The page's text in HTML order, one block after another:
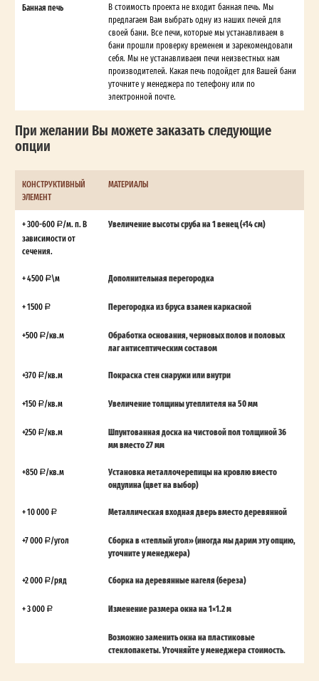
Банная печь
В стоимость проекта не входит банная печь. Мы
предлагаем Вам выбрать одну из наших печей для
своей бани. Все печи, которые мы устанавливаем в
бани прошли проверку временем и зарекомендовали
себя. Мы не устанавливаем печи неизвестных нам
производителей. Какая печь подойдет для Вашей бани
уточните у менеджера по телефону или по
электронной почте.
При желании Вы можете заказать следующие
опции
КОНСТРУКТИВНЫЙ
ЭЛЕМЕНТ
МАТЕРИАЛЫ
+ 300-600
/м. п. В
зависимости от
сечения.
Увеличение высоты сруба на 1 венец (+14 см)
+ 4500 \м Дополнительная перегородка
+ 1500 Перегородка из бруса взамен каркасной
+500 /кв.м
Обработка основания, черновых полов и половых
лаг антисептическим составом
+370 /кв.м Покраска стен снаружи или внутри
+150 /кв.м Увеличение толщины утеплителя на 50 мм
+250 /кв.м
Шпунтованная доска на чистовой пол толщиной 36
мм вместо 27 мм
+850 /кв.м
Установка металлочерепицы на кровлю вместо
ондулина (цвет на выбор)
+ 10 000 Металлическая входная дверь вместо деревянной
+7 000 /угол
Сборка в «теплый угол» (иногда мы дарим эту опцию,
уточните у менеджера)
+2 000 /ряд Сборка на деревянные нагеля (береза)
+ 3 000 Изменение размера окна на 1×1.2 м
Возможно заменить окна на пластиковые
стеклопакеты. Уточняйте у менеджера стоимость.